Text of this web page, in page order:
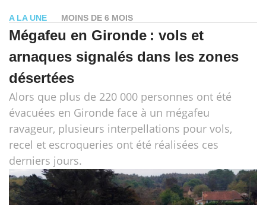
A LA UNE MOINS DE 6 MOIS
Mégafeu en Gironde : vols et
arnaques signalés dans les zones
désertées
Alors que plus de 220 000 personnes ont été
évacuées en Gironde face à un mégafeu
ravageur, plusieurs interpellations pour vols,
recel et escroqueries ont été réalisées ces
derniers jours.